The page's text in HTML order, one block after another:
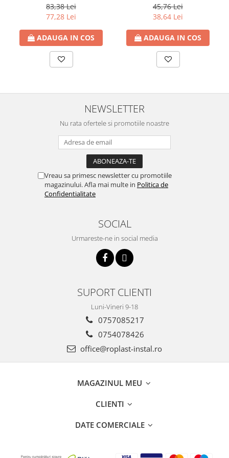
Cartuse ( Rezerve filtre apa)
Filtre cu autocuratare
SISTEME DE ALIMENTARE CU APA
Teava Compresiune
HIDRANTI SI ACCESORII
Pompa de suprafata
Pompe pentru testare instalatii
APOMETRE/ CAMIN APOMETRE
Semiolandez Cupru
PPR
Distribuitor pexal FI-FE cu robinet
pluviale
83,38 Lei
77,28 Lei
ADAUGA IN COS
45,76 Lei
38,64 Lei
ADAUGA IN COS
NEWSLETTER
Nu rata ofertele si promotiile noastre
Vreau sa primesc newsletter cu promotiile
magazinului. Afla mai multe in Politica de
Confidentialitate
SOCIAL
Urmareste-ne in social media
SUPORT CLIENTI
Luni-Vineri 9-18
0757085217
0754078426
office@roplast-instal.ro
MAGAZINUL MEU
CLIENTI
DATE COMERCIALE